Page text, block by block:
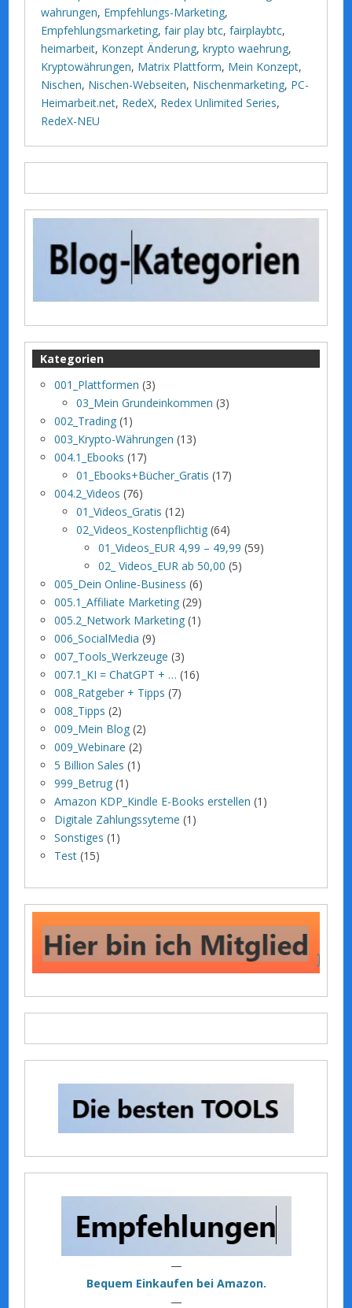
wahrungen, Empfehlungs-Marketing,
Empfehlungsmarketing,fair play btc,fairplaybtc,
heimarbeit, Konzept Änderung,krypto waehrung,
Kryptowährungen, Matrix Plattform, Mein Konzept,
Nischen, Nischen-Webseiten, Nischenmarketing, PC-
Heimarbeit.net, RedeX, Redex Unlimited Series,
RedeX-NEU
Kategorien
001_Plattformen (3)
03_Mein Grundeinkommen (3)
002_Trading (1)
003_Krypto-Währungen (13)
004.1_Ebooks (17)
01_Ebooks+Bücher_Gratis (17)
004.2_Videos (76)
01_Videos_Gratis (12)
02_Videos_Kostenpflichtig (64)
01_Videos_EUR 4,99 – 49,99 (59)
02_ Videos_EUR ab 50,00 (5)
005_Dein Online-Business (6)
005.1_Affiliate Marketing (29)
005.2_Network Marketing (1)
006_SocialMedia (9)
007_Tools_Werkzeuge (3)
007.1_KI = ChatGPT + … (16)
008_Ratgeber + Tipps (7)
008_Tipps (2)
009_Mein Blog (2)
009_Webinare (2)
5 Billion Sales (1)
999_Betrug (1)
Amazon KDP_Kindle E-Books erstellen (1)
Digitale Zahlungssyteme (1)
Sonstiges (1)
Test (15)
—
Bequem Einkaufen bei Amazon.
—